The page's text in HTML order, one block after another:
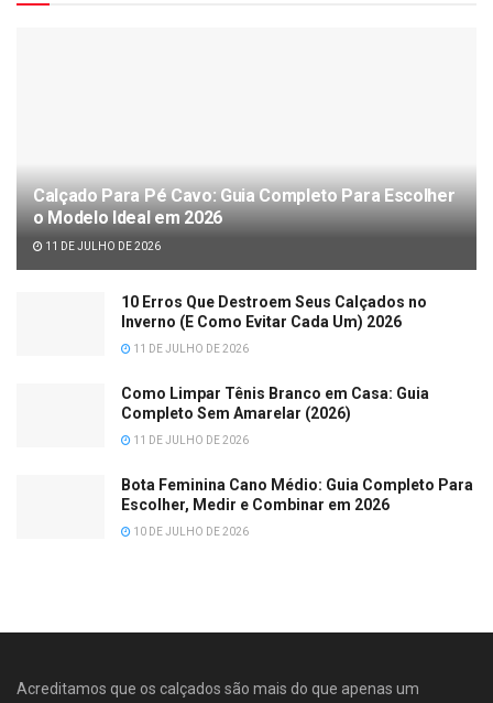
Calçado Para Pé Cavo: Guia Completo Para Escolher
o Modelo Ideal em 2026
11 DE JULHO DE 2026
10 Erros Que Destroem Seus Calçados no
Inverno (E Como Evitar Cada Um) 2026
11 DE JULHO DE 2026
Como Limpar Tênis Branco em Casa: Guia
Completo Sem Amarelar (2026)
11 DE JULHO DE 2026
Bota Feminina Cano Médio: Guia Completo Para
Escolher, Medir e Combinar em 2026
10 DE JULHO DE 2026
Acreditamos que os calçados são mais do que apenas um